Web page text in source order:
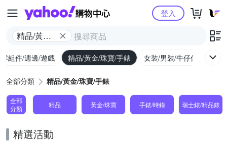
Yahoo購物中心
精品/黃金/
登入
組件/週邊/遊戲 精品/黃金/珠寶/手錶 女裝/男裝/牛仔休閒
全部分類 精品/黃金/珠寶/手錶
全部
分類
精品 黃金/珠寶 手錶/時鐘 瑞士錶/精品錶
精選活動